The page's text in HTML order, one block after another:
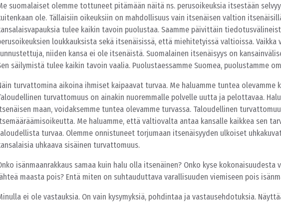
suomalaiset olemme tottuneet pitämään näitä ns. perusoikeuksia itsestään
ole. Tällaisiin oikeuksiin on mahdollisuus vain itsenäisen valtion
tulee kaikin tavoin puolustaa. Saamme päivittäin
loukkauksista sekä itsenäisissä, että miehitetyissä valtioissa.
niiden kansa ei ole itsenäistä. Suomalainen itsenäisyys on
säilymistä tulee kaikin tavoin vaalia. Puolustaessamme Suomea, puolustamme
turvattomina aikoina ihmiset kaipaavat turvaa. Me haluamme tuntea olevamme
turvattomuus on ainakin nuoremmalle polvelle uutta ja pelottavaa.
maan, voidaksemme tuntea olevamme turvassa. Taloudellinen
Me haluamme, että valtiovalta antaa kansalle kaikkea sen
turvaa. Olemme onnistuneet torjumaan itsenäisyyden ulkoiset
uhkaava sisäinen turvattomuus.
isänmaanrakkaus samaa kuin halu olla itsenäinen? Onko kyse
maasta pois? Entä miten on suhtauduttava varallisuuden viemiseen pois
ei ole vastauksia. On vain kysymyksiä, pohdintaa ja vastausehdotuksia.